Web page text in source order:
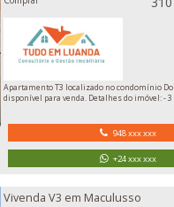
Apartamento T3 localizado no condomínio
948 xxx xxx
+24 xxx xxx
Vivenda V3 em Maculusso